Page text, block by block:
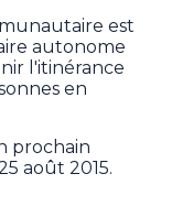
est
autonome
l'itinérance
en
prochain
août 2015.